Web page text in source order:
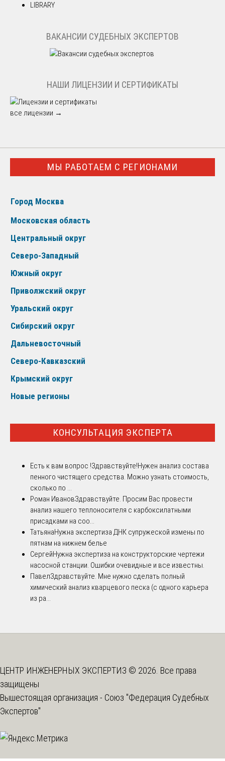
LIBRARY
ВАКАНСИИ СУДЕБНЫХ ЭКСПЕРТОВ
НАШИ ЛИЦЕНЗИИ И СЕРТИФИКАТЫ
все лицензии →
МЫ РАБОТАЕМ С РЕГИОНАМИ
Город Москва
Московская область
Центральный округ
Северо-Западный
Южный округ
Приволжский округ
Уральский округ
Сибирский округ
Дальневосточный
Северо-Кавказский
Крымский округ
Новые регионы
КОНСУЛЬТАЦИЯ ЭКСПЕРТА
Есть к вам вопрос !Здравствуйте!Нужен анализ состава
пенного чистящего средства. Можно узнать стоимость,
сколько по ...
Роман ИвановЗдравствуйте. Просим Вас провести
анализ нашего теплоносителя с карбоксилатными
присадками на соо...
ТатьянаНужна экспертиза ДНК супружеской измены по
пятнам на нижнем белье
СергейНужна экспертиза на конструкторские чертежи
насосной станции. Ошибки очевидные и все известны.
ПавелЗдравствуйте. Мне нужно сделать полный
химический анализ кварцевого песка (с одного карьера
из ра...
ЦЕНТР ИНЖЕНЕРНЫХ ЭКСПЕРТИЗ © 2026. Все права
защищены
Вышестоящая организация - Союз "Федерация Судебных
Экспертов"